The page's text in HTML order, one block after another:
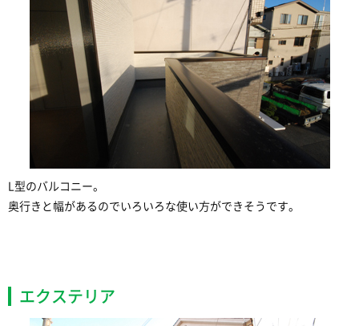
L型のバルコニー。
奥行きと幅があるのでいろいろな使い方ができそうです。
エクステリア